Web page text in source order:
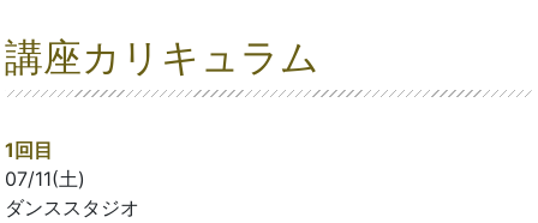
講座カリキュラム
1回目
07/11(土)
ダンススタジオ